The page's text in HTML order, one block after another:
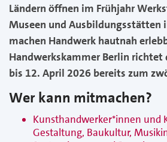
Ländern öffnen im Frühjahr
Museen und Ausbildungsstätten
machen Handwerk hautnah
Handwerkskammer Berlin richtet
bis 12. April 2026 bereits zum
Wer kann mitmachen?
Kunsthandwerker*innen und
Gestaltung, Baukultur,